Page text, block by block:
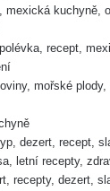
mexická kuchyně,
recept,
mořské
dezert, recept,
letní recepty,
recepty, dezert,